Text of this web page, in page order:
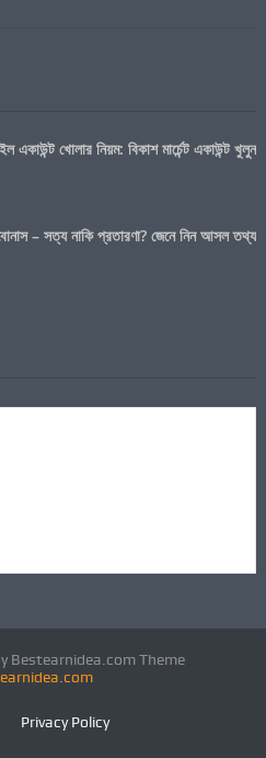
একাউন্ট খোলার নিয়ম: বিকাশ মার্চেন্ট একাউন্ট খুলুন
– সত্য নাকি প্রতারণা? জেনে নিন আসল তথ্য
Bestearnidea.com Theme
Privacy Policy